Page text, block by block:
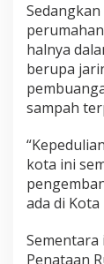
halnya
berupa
sampah
kota ini
ada di
Sementara
Penataan